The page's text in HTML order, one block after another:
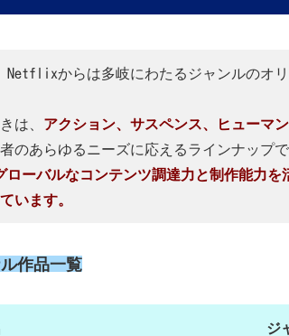
Netflixからは多岐にわたるジャンルのオ
は、 アクション、サスペンス、ヒューマ
のあらゆるニーズに応えるラインナップで
ローバルなコンテンツ調達力と制作能力
います。
作品一覧
ジ